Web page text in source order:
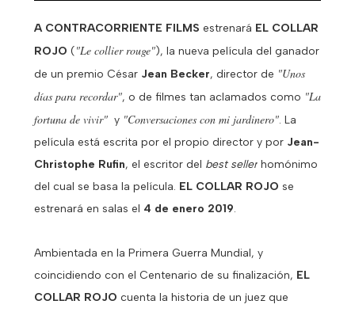
A CONTRACORRIENTE FILMS estrenará EL COLLAR
ROJO ("Le collier rouge"), la nueva película del ganador
de un premio César Jean Becker, director de "Unos
días para recordar", o de filmes tan aclamados como "La
fortuna de vivir"y "Conversaciones con mi jardinero". La
película está escrita por el propio director y por Jean-
Christophe Rufin, el escritor del best sellerhomónimo
del cual se basa la película. EL COLLAR ROJO se
estrenará en salas el 4 de enero 2019.
Ambientada en la Primera Guerra Mundial, y
coincidiendo con el Centenario de su finalización, EL
COLLAR ROJO cuenta la historia de un juez que